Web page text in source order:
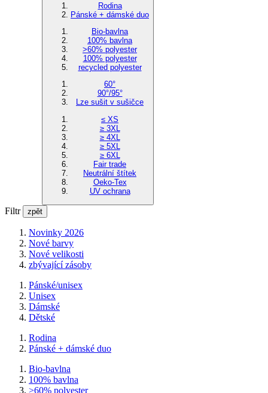
Rodina
Pánské + dámské duo
Bio-bavlna
100% bavlna
>60% polyester
100% polyester
recycled polyester
60°
90°/95°
Lze sušit v sušičce
≤ XS
≥ 3XL
≥ 4XL
≥ 5XL
≥ 6XL
Fair trade
Neutrální štítek
Oeko-Tex
UV ochrana
Filtr zpět
Novinky 2026
Nové barvy
Nové velikosti
zbývající zásoby
Pánské/unisex
Unisex
Dámské
Dětské
Rodina
Pánské + dámské duo
Bio-bavlna
100% bavlna
>60% polyester